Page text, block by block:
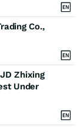
Co.,
Zhixing
Under